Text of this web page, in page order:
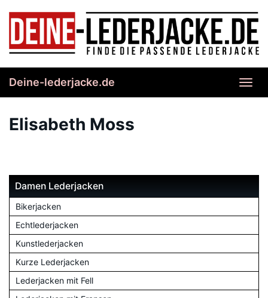
content
Deine-lederjacke.de
Elisabeth Moss
Damen Lederjacken
Bikerjacken
Echtlederjacken
Kunstlederjacken
Kurze Lederjacken
Lederjacken mit Fell